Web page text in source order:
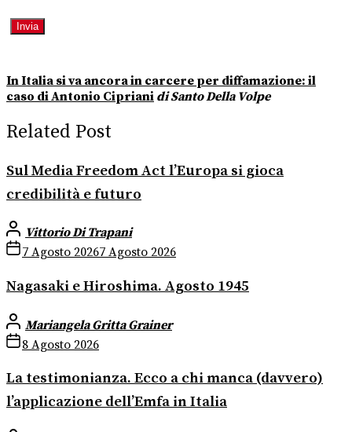
In Italia si va ancora in carcere per diffamazione: il
caso di Antonio Cipriani di Santo Della Volpe
Related Post
Sul Media Freedom Act l’Europa si gioca
credibilità e futuro
Vittorio Di Trapani
7 Agosto 20267 Agosto 2026
Nagasaki e Hiroshima. Agosto 1945
Mariangela Gritta Grainer
8 Agosto 2026
La testimonianza. Ecco a chi manca (davvero)
l’applicazione dell’Emfa in Italia